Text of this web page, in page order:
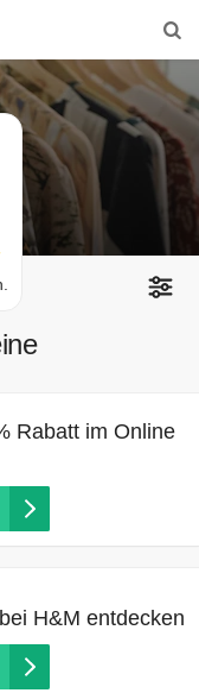
Rabatt im Online
H&M entdecken